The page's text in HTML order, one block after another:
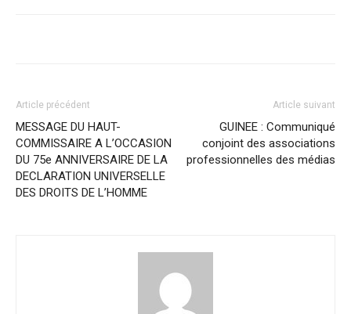
Article précédent
MESSAGE DU HAUT-
COMMISSAIRE A L’OCCASION
DU 75e ANNIVERSAIRE DE LA
DECLARATION UNIVERSELLE
DES DROITS DE L’HOMME
Article suivant
GUINEE : Communiqué
conjoint des associations
professionnelles des médias